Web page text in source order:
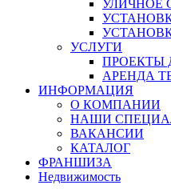
УЛИЧНОЕ
УСЛУГИ
ПРОЕКТЫ
АРЕНДА
ИНФОРМАЦИЯ
О КОМПАНИИ
НАШИ
ВАКАНСИИ
КАТАЛОГ
ФРАНШИЗА
Недвижимость